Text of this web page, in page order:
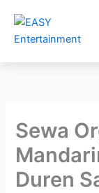
konten
Sewa
Duren